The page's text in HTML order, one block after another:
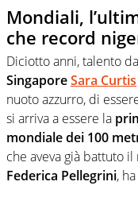
Mondiali,
che record
Diciotto anni, talento
SingaporeSara Curtis
nuoto azzurro, di
si arriva a essere la
mondiale dei 100
che aveva già battuto
Federica Pellegrini,